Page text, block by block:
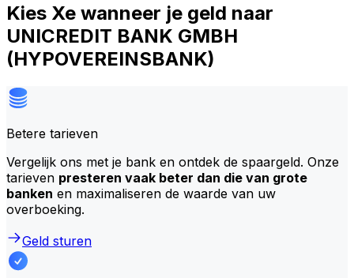
Kies Xe wanneer je geld naar
UNICREDIT BANK GMBH
(HYPOVEREINSBANK)
Betere tarieven
Vergelijk ons met je bank en ontdek de spaargeld. Onze
tarieven presteren vaak beter dan die van grote
banken en maximaliseren de waarde van uw
overboeking.
Geld sturen